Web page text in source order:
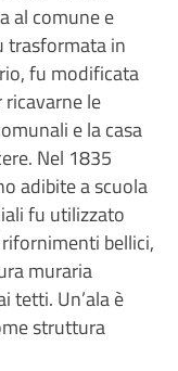
al comune e
trasformata in
fu modificata
le
e la casa
Nel 1835
adibite a scuola
fu utilizzato
bellici,
muraria
tetti. Un’ala è
struttura